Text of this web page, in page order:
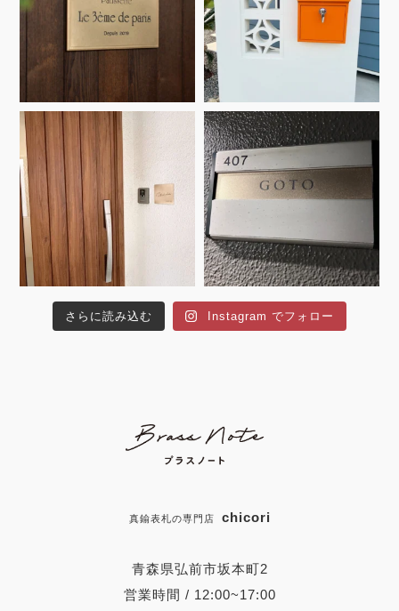
真鍮表札の専門店 chicori
青森県弘前市坂本町2
営業時間 / 12:00~17:00
さらに読み込む Instagram でフォロー